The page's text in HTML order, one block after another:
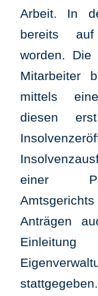
Arbeit. In
bereits
worden.
Mitarbeiter
mittels
diesen
einer
Anträgen